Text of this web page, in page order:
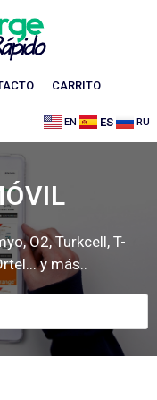
CARRITO
EN ES RU
O2, Turkcell, T-
y más..